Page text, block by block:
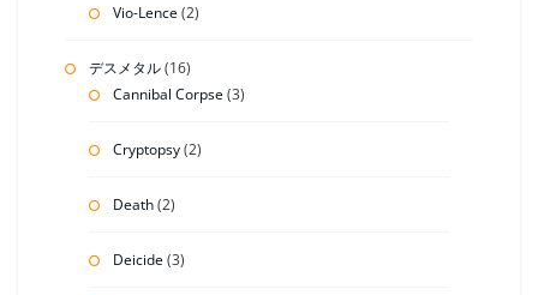
Vio-Lence(2)
デスメタル(16)
Cannibal Corpse(3)
Cryptopsy(2)
Death(2)
Deicide(3)